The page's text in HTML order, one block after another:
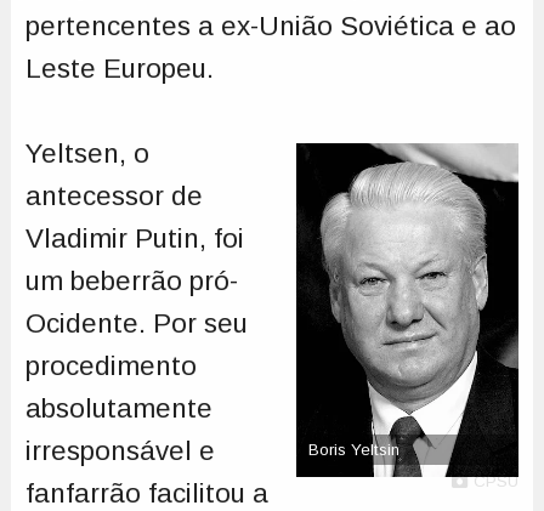
pertencentes a ex-União Soviética e ao
Leste Europeu.
Boris Yeltsin
CPSU
Yeltsen, o
antecessor de
Vladimir Putin, foi
um beberrão pró-
Ocidente. Por seu
procedimento
absolutamente
irresponsável e
fanfarrão facilitou a